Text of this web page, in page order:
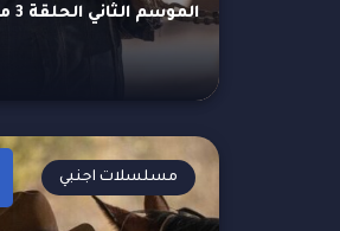
الموسم الثاني الحلقة 3 مترجمة
مسلسلات اجنبي